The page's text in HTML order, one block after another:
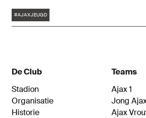
tegen PSV en nam de O18 het in
tegen de leeftijdsgenoten van
Tags
#AJAXJEUGD
De Club
Stadion
Organisatie
Historie
Teams
Ajax 1
Jong
Ajax